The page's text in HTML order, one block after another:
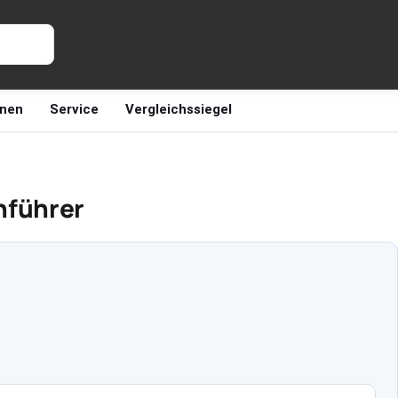
Service Vergleichssiegel